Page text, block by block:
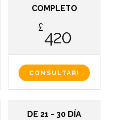
COMPLETO
£420
CONSULTAR!
DE 21 - 30 DÍA